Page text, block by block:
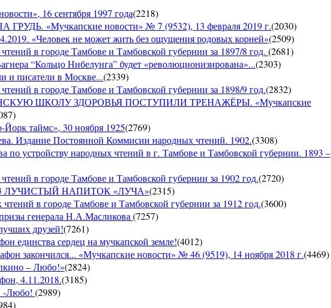
16 сентября 1997 года(2218)
«Мучкапские новости» № 7 (9532), 13 февраля 2019 г.(2030)
«Человек не может жить без ощущения родовых корней»(2509)
в городе Тамбове и Тамбовской губернии за 1897/8 год. (2681)
“Кольцо Нибелунга” будет «революционизирована»...(2303)
и писатели в Москве...(2339)
в городе Тамбове и Тамбовской губернии за 1898/9 год.(2832)
ШКОЛУ ЗДОРОВЬЯ ПОСТУПИЛИ ТРЕНАЖЁРЫ. «Мучкапские
)
таймс», 30 ноября 1925(2769)
Постоянной Коммисии народных чтений. 1902.(3308)
по устройству народных чтений в г. Тамбове и Тамбовской губернии. 1893 –
в городе Тамбове и Тамбовской губернии за 1902 год.(2720)
23 ЛУЧИСТЫЙ НАПИТОК «ЛУЧА»(2315)
в городе Тамбове и Тамбовской губернии за 1912 год.(3600)
генерала Н.А.Масликова(7257)
друзей!(7261)
единства сердец на мучкапской земле!(4012)
закончился... «Мучкапские новости» № 46 (9519), 14 ноября 2018 г.(4469)
– Любо!»(2824)
4.11.2018.(3185)
-Любо! (2989)
)